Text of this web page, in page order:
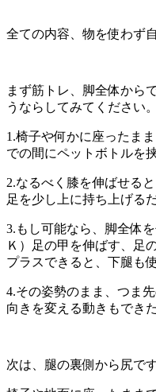
全ての内容、物を使わず
まず筋トレ、脚全体から
うならしてみてください。
1.椅子や何かに座ったま
での間にペットボトルを
2.なるべく膝を伸ばせる
足を少し上に持ち上げる
3.もし可能なら、脚全体
Ｋ）足の甲を伸ばす、足
プラスできると、下腿も
4.その姿勢のまま、つま
向きを変える動きもでき
次は、腿の裏側から尻です